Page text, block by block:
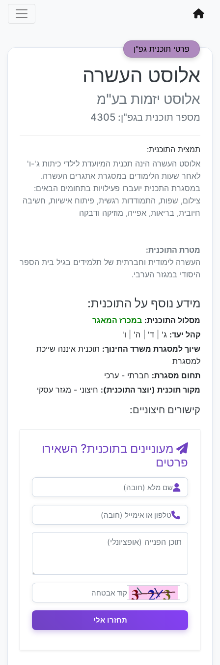
פרטי תוכנית גפ"ן
אלוסט העשרה
אלוסט יזמות בע"מ
מספר תוכנית בגפ"ן: 4305
תמצית התוכנית:
אלוסט העשרה הינה תכנית המיועדת לילדי כיתות ג'-ו'
לאחר שעות הלימודים במסגרת אתגרים העשרה.
במסגרת התכנית יועברו פעילויות בתחומים הבאים:
צילום, שפות, התמודדות רגשית, פיתוח אישיות, חשיבה
חיובית, בריאות, אפייה, מוזיקה ודבקה
מטרת התוכנית:
העשרה לימודית וחברתית של תלמידים בגיל בית הספר
היסודי במגזר הערבי.
מידע נוסף על התוכנית:
מסלול התוכנית: במכרז המאגר
קהל יעד: ג' | ד' | ה' | ו'
שיוך למסגרת משרד החינוך: תוכנית איננה שייכת
למסגרת
תחום מסגרת: חברתי - ערכי
מקור תוכנית (יוצר התוכנית): חיצוני - מגזר עסקי
קישורים חיצוניים:
מעוניינים בתוכנית? השאירו
פרטים